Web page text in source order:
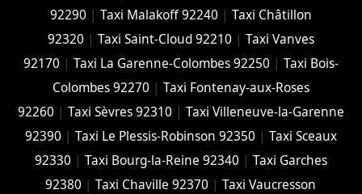
92290 | Taxi Malakoff 92240 | Taxi Châtillon
92320 | Taxi Saint-Cloud 92210 | Taxi Vanves
92170 | Taxi La Garenne-Colombes 92250 | Taxi Bois-
Colombes 92270 | Taxi Fontenay-aux-Roses
92260 | Taxi Sèvres 92310 | Taxi Villeneuve-la-Garenne
92390 | Taxi Le Plessis-Robinson 92350 | Taxi Sceaux
92330 | Taxi Bourg-la-Reine 92340 | Taxi Garches
92380 |Taxi Chaville 92370 |Taxi Vaucresson